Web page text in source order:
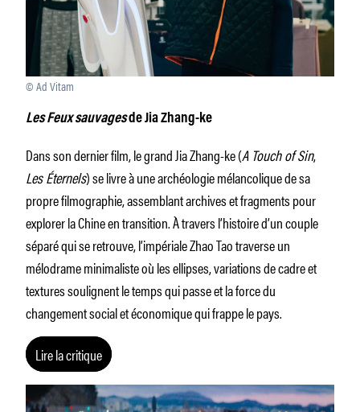
© Ad Vitam
Les Feux sauvagesde Jia Zhang-ke
Dans son dernier film, le grand Jia Zhang-ke (A Touch of Sin,
Les Éternels) se livre à une archéologie mélancolique de sa
propre filmographie, assemblant archives et fragments pour
explorer la Chine en transition. À travers l’histoire d’un couple
séparé qui se retrouve, l’impériale Zhao Tao traverse un
mélodrame minimaliste où les ellipses, variations de cadre et
textures soulignent le temps qui passe et la force du
changement social et économique qui frappe le pays.
Lire la critique